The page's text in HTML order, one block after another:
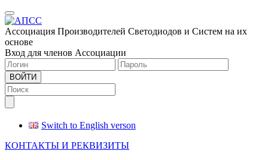
Меню
Ассоциация Производителей Светодиодов и Систем на их
основе
Вход для членов Ассоциации
ВОЙТИ
Switch to English verson
КОНТАКТЫ И РЕКВИЗИТЫ